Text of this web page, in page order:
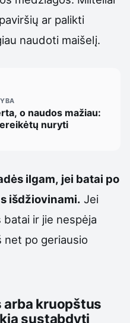
ar palikti
naudoti maišelį.
o naudos mažiau:
nuryti
ilgam, jei batai po
išdžiovinami. Jei
ir jie nespėja
net po geriausio
kruopštus
sustabdyti